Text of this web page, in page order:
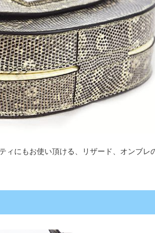
ィにもお使い頂ける、リザード、オンブレ